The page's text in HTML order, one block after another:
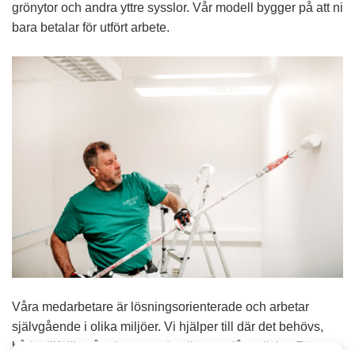
grönytor och andra yttre sysslor. Vår modell bygger på att ni
bara betalar för utfört arbete.
Våra medarbetare är lösningsorienterade och arbetar
självgående i olika miljöer. Vi hjälper till där det behövs,
både tillfälligt, återkommande eller mer långsiktigt. För oss